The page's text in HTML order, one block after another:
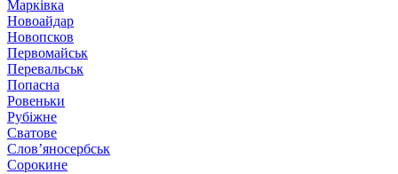
Марківка
Новоайдар
Новопсков
Первомайськ
Перевальськ
Попасна
Ровеньки
Рубіжне
Сватове
Слов’яносербськ
Сорокине